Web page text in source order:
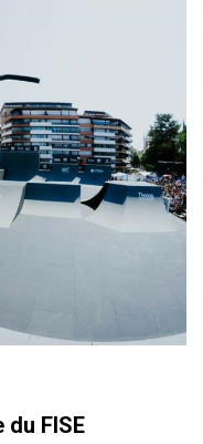
FISE